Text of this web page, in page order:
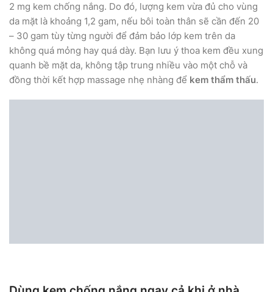
2 mg kem chống nắng. Do đó, lượng kem vừa đủ cho vùng
da mặt là khoảng 1,2 gam, nếu bôi toàn thân sẽ cần đến 20
– 30 gam tùy từng người để đảm bảo lớp kem trên da
không quá mỏng hay quá dày. Bạn lưu ý thoa kem đều xung
quanh bề mặt da, không tập trung nhiều vào một chỗ và
đồng thời kết hợp massage nhẹ nhàng để kem thẩm thấu.